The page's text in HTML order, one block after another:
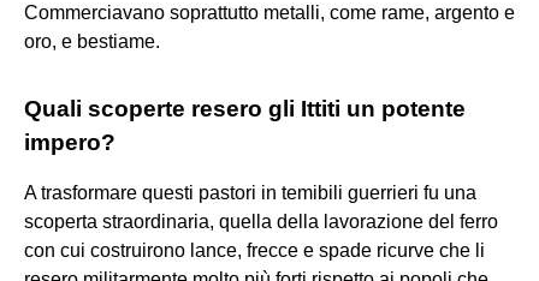
Commerciavano soprattutto metalli, come rame, argento e
oro, e bestiame.
Quali scoperte resero gli Ittiti un potente
impero?
A trasformare questi pastori in temibili guerrieri fu una
scoperta straordinaria, quella della lavorazione del ferro
con cui costruirono lance, frecce e spade ricurve che li